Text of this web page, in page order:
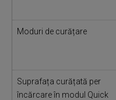
Moduri de curățare
Suprafața curățată per
încărcare în modul Quick